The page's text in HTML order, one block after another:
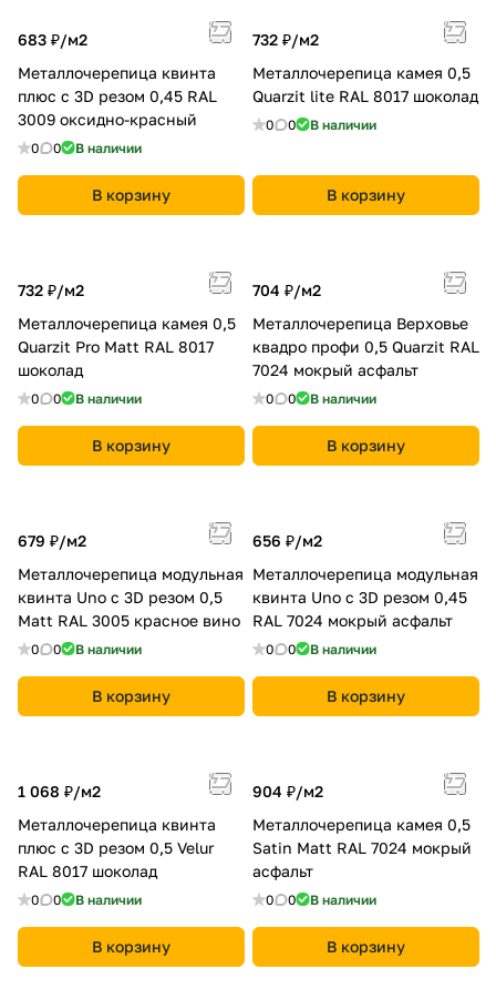
683 ₽/м2
Металлочерепица квинта
плюс c 3D резом 0,45 RAL
3009 оксидно-красный
0 0 В наличии
В корзину
732 ₽/м2
Металлочерепица камея 0,5
Quarzit lite RAL 8017 шоколад
0 0 В наличии
В корзину
732 ₽/м2
Металлочерепица камея 0,5
Quarzit Pro Matt RAL 8017
шоколад
0 0 В наличии
В корзину
704 ₽/м2
Металлочерепица Верховье
квадро профи 0,5 Quarzit RAL
7024 мокрый асфальт
0 0 В наличии
В корзину
679 ₽/м2
Металлочерепица модульная
квинта Uno c 3D резом 0,5
Мatt RAL 3005 красное вино
0 0 В наличии
В корзину
656 ₽/м2
Металлочерепица модульная
квинта Uno c 3D резом 0,45
RAL 7024 мокрый асфальт
0 0 В наличии
В корзину
1 068 ₽/м2
Металлочерепица квинта
плюс c 3D резом 0,5 Velur
RAL 8017 шоколад
0 0 В наличии
В корзину
904 ₽/м2
Металлочерепица камея 0,5
Satin Matt RAL 7024 мокрый
асфальт
0 0 В наличии
В корзину